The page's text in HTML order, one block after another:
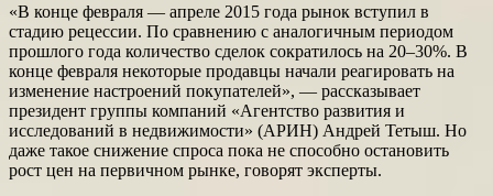
«В конце февраля — апреле 2015 года рынок вступил в
стадию рецессии. По сравнению с аналогичным периодом
прошлого года количество сделок сократилось на 20–30%. В
конце февраля некоторые продавцы начали реагировать на
изменение настроений покупателей», — рассказывает
президент группы компаний «Агентство развития и
исследований в недвижимости» (АРИН) Андрей Тетыш. Но
даже такое снижение спроса пока не способно остановить
рост цен на первичном рынке, говорят эксперты.